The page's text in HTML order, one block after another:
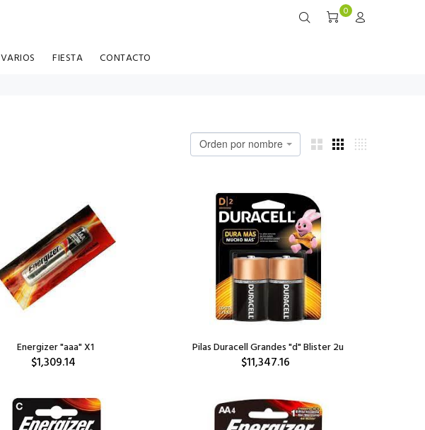
0
VARIOS FIESTA CONTACTO
Orden por nombre
Energizer "aaa" X1
$1,309.14
Pilas Duracell Grandes "d" Blister 2u
$11,347.16